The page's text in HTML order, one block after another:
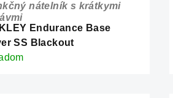
Endurance Base
SS Blackout
nátelník s krátkymi